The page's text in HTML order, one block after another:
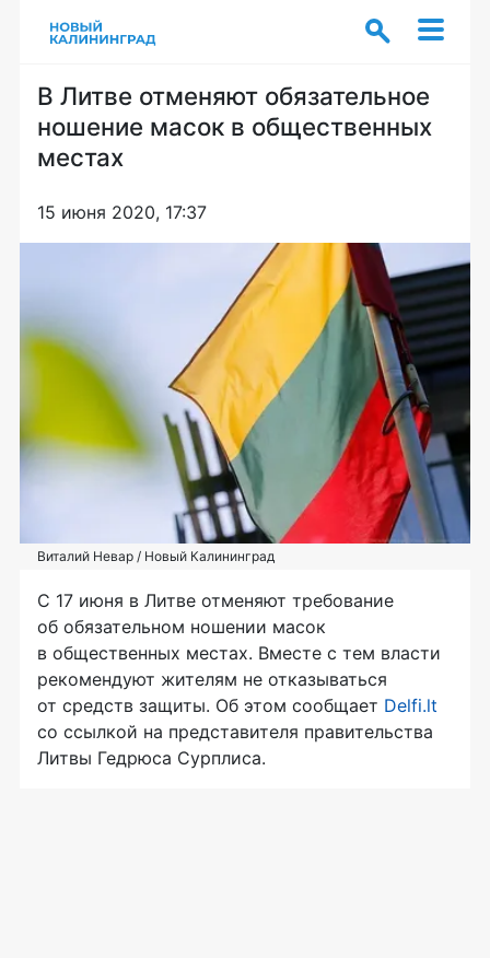
В Литве отменяют обязательное
ношение масок в общественных
местах
15 июня 2020, 17:37
Виталий Невар / Новый Калининград
С 17 июня в Литве отменяют требование
об обязательном ношении масок
в общественных местах. Вместе с тем власти
рекомендуют жителям не отказываться
от средств защиты. Об этом сообщает Delfi.lt
со ссылкой на представителя правительства
Литвы Гедрюса Сурплиса.